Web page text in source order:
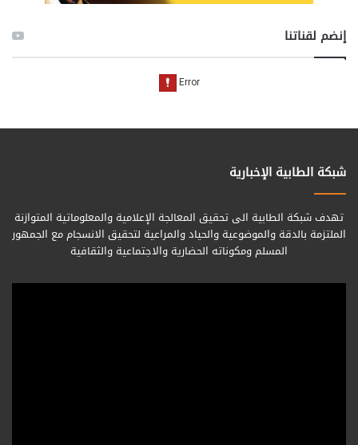
إنضم لقناتنا
شبكة الطابية الإخبارية
تهدف شبكة الطابية الى تحقيق المعالجة الإعلامية والمعلوماتية المتوازنة
الملتزمة بالدقة والموضوعية والحياد والمراعية لتحقيق الانسجام مع الجمهور
المسلم ومكوناته الحضارية والاجتماعية والثقافية